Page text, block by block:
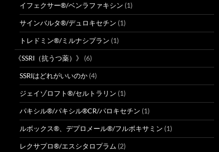
イフェクサー®/ベンラファキシン (1)
サインバルタ®/デュロキセチン (1)
トレドミン®/ミルナシプラン (1)
《SSRI（抗うつ薬）》 (6)
SSRIはどれがいいのか (4)
ジェイゾロフト®/セルトラリン (1)
パキシル®/パキシル®CR/パロキセチン (1)
ルボックス®、デプロメール®/フルボキサミン (1)
レクサプロ®/エスシタロプラム (2)